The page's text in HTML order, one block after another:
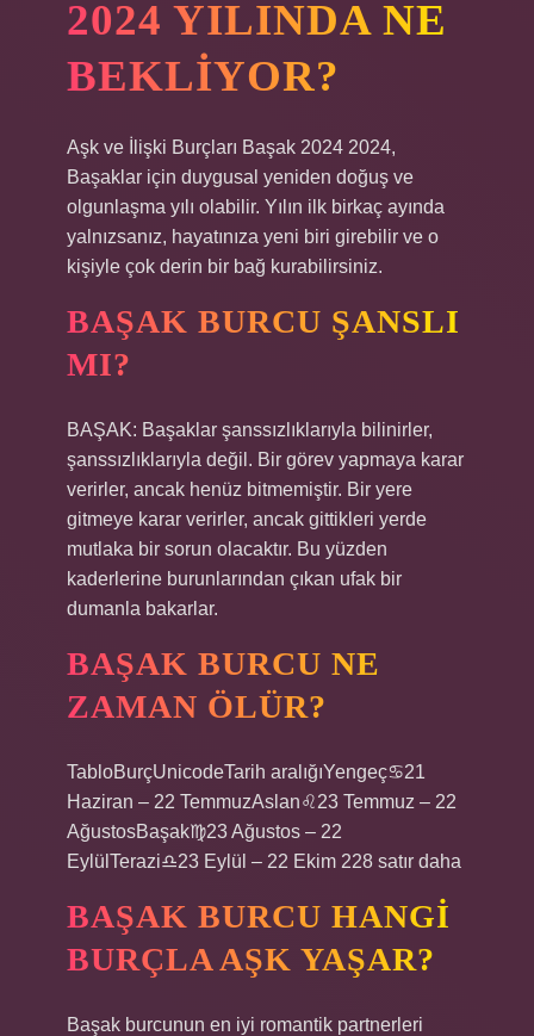
2024 YILINDA NE
BEKLIYOR?
Aşk ve İlişki Burçları Başak 2024 2024,
Başaklar için duygusal yeniden doğuş ve
olgunlaşma yılı olabilir. Yılın ilk birkaç ayında
yalnızsanız, hayatınıza yeni biri girebilir ve o
kişiyle çok derin bir bağ kurabilirsiniz.
BAŞAK BURCU ŞANSLI
MI?
BAŞAK: Başaklar şanssızlıklarıyla bilinirler,
şanssızlıklarıyla değil. Bir görev yapmaya karar
verirler, ancak henüz bitmemiştir. Bir yere
gitmeye karar verirler, ancak gittikleri yerde
mutlaka bir sorun olacaktır. Bu yüzden
kaderlerine burunlarından çıkan ufak bir
dumanla bakarlar.
BAŞAK BURCU NE
ZAMAN ÖLÜR?
TabloBurçUnicodeTarih aralığıYengeç♋︎21
Haziran – 22 TemmuzAslan♌︎23 Temmuz – 22
AğustosBaşak♍︎23 Ağustos – 22
EylülTerazi♎︎23 Eylül – 22 Ekim 228 satır daha
BAŞAK BURCU HANGI
BURÇLA AŞK YAŞAR?
Başak burcunun en iyi romantik partnerleri